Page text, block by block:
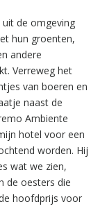
de omgeving
hun groenten,
andere
Verreweg het
van boeren en
naast de
Ambiente
hotel voor een
worden. Hij
wat we zien,
de oesters die
hoofdprijs voor